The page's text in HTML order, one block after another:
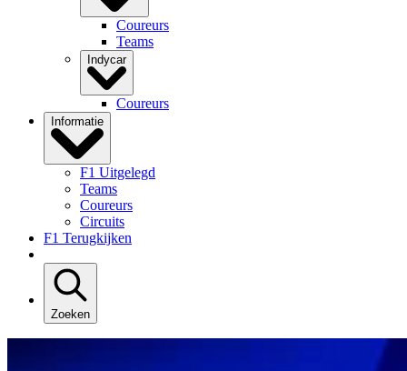
Coureurs
Teams
Indycar
Coureurs
Informatie
F1 Uitgelegd
Teams
Coureurs
Circuits
F1 Terugkijken
Zoeken